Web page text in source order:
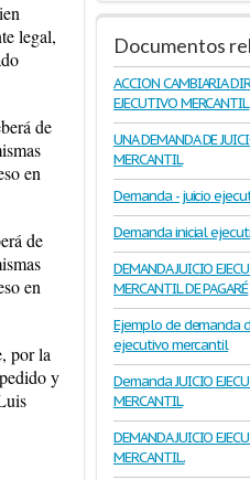
legal,
de
en
de
en
por la
y
Documentos
ACCION CAMBIARIA
EJECUTIVO MERCANTIL
UNA DEMANDA DE
MERCANTIL
Demanda - juicio
Demanda inicial
DEMANDA JUICIO
MERCANTIL DE PAGARÉ
Ejemplo de demanda
ejecutivo mercantil
Demanda JUICIO
MERCANTIL
DEMANDA JUICIO
MERCANTIL.